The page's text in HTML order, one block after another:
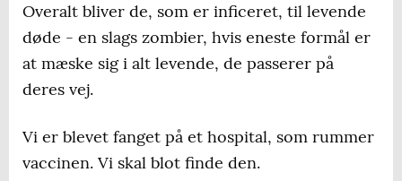
Overalt bliver de, som er inficeret, til levende
døde - en slags zombier, hvis eneste formål er
at mæske sig i alt levende, de passerer på
deres vej.
Vi er blevet fanget på et hospital, som rummer
vaccinen. Vi skal blot finde den.